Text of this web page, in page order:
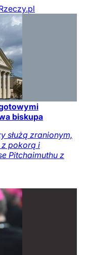
biskupa
służą zranionym,
z pokorą i
Pitchaimuthu z